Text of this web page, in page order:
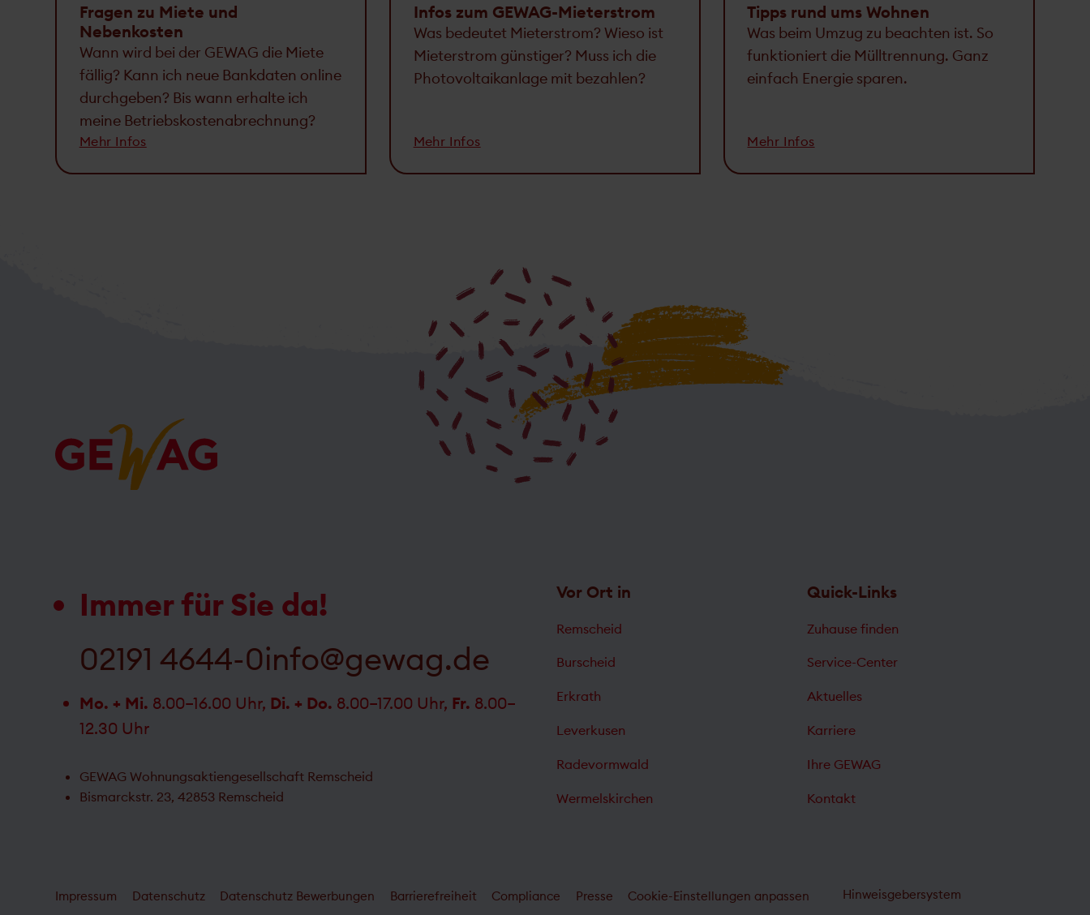
Fragen zu Miete und
Nebenkosten
Wann wird bei der GEWAG die Miete
fällig? Kann ich neue Bank­daten online
durchgeben? Bis wann erhalte ich
meine Betriebs­kosten­abrechnung?
Mehr Infos
Infos zum GEWAG-Mieterstrom
Was bedeutet Mieterstrom? Wieso ist
Mieterstrom günstiger? Muss ich die
Photovoltaikanlage mit bezahlen?
Mehr Infos
Tipps rund ums Wohnen
Was beim Umzug zu beachten ist. So
funktioniert die Mülltrennung. Ganz
einfach Energie sparen.
Mehr Infos
Immer für Sie da!
02191 4644-0info@gewag.de
Mo. + Mi. 8.00–16.00 Uhr, Di. + Do. 8.00–17.00 Uhr, Fr. 8.00–
12.30 Uhr
GEWAG Wohnungsaktiengesellschaft Remscheid
Bismarckstr. 23, 42853 Remscheid
Vor Ort in
Remscheid
Burscheid
Erkrath
Leverkusen
Radevormwald
Wermelskirchen
Quick-Links
Zuhause finden
Service-Center
Aktuelles
Karriere
Ihre GEWAG
Kontakt
Impressum Datenschutz Datenschutz Bewerbungen Barrierefreiheit Compliance Presse Cookie-Einstellungen anpassen Hinweisgebersystem